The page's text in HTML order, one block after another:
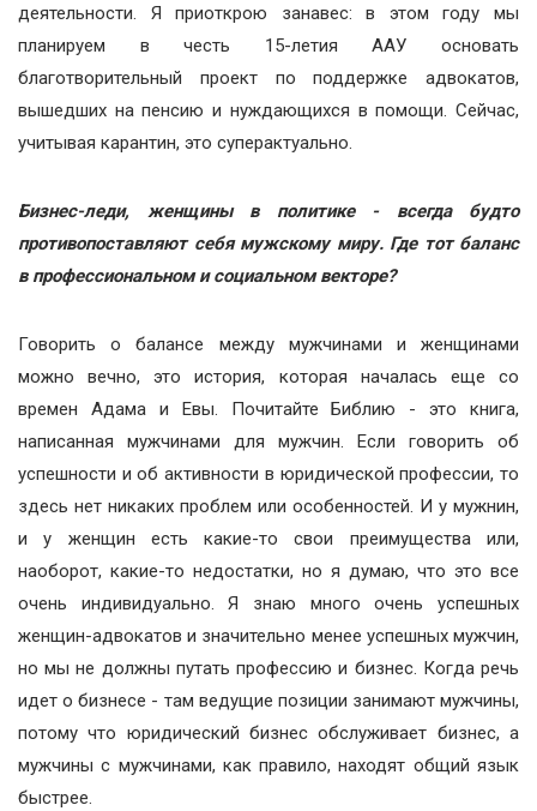
деятельности. Я приоткрою занавес: в этом году мы
планируем в честь 15-летия ААУ основать
благотворительный проект по поддержке адвокатов,
вышедших на пенсию и нуждающихся в помощи. Сейчас,
учитывая карантин, это суперактуально.
Бизнес-леди, женщины в политике - всегда будто
противопоставляют себя мужскому миру. Где тот баланс
в профессиональном и социальном векторе?
Говорить о балансе между мужчинами и женщинами
можно вечно, это история, которая началась еще со
времен Адама и Евы. Почитайте Библию - это книга,
написанная мужчинами для мужчин. Если говорить об
успешности и об активности в юридической профессии, то
здесь нет никаких проблем или особенностей. И у мужнин,
и у женщин есть какие-то свои преимущества или,
наоборот, какие-то недостатки, но я думаю, что это все
очень индивидуально. Я знаю много очень успешных
женщин-адвокатов и значительно менее успешных мужчин,
но мы не должны путать профессию и бизнес. Когда речь
идет о бизнесе - там ведущие позиции занимают мужчины,
потому что юридический бизнес обслуживает бизнес, а
мужчины с мужчинами, как правило, находят общий язык
быстрее.